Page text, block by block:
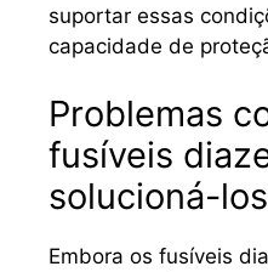
suportar essas
capacidade de
Problemas
fusíveis
solucioná-los
Embora os fusíveis